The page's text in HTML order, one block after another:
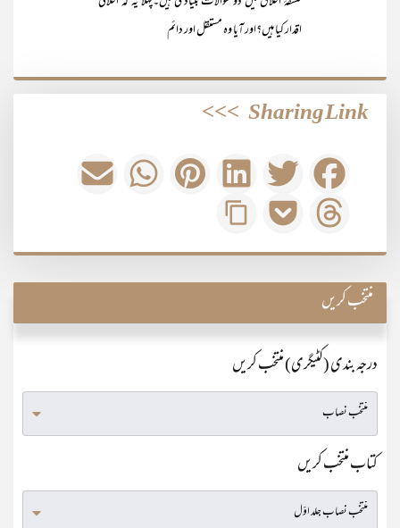
اقدار کیا ہیں؟اور آیا وہ مستقل اور دائم
Sharing Link
>>>
منتخب کریں
درجہ بندی (کٹیگری) منتخب کریں
کتاب منتخب کریں